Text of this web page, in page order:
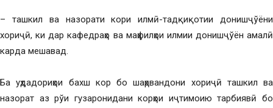
– ташкил ва назорати кори илмӣ-тадқиқотии донишҷўёни
хориҷӣ, ки дар кафедраҳо ва маҳфилҳои илмии донишҷўён амалӣ
карда мешавад.
Ба уҳдадориҳои бахш кор бо шаҳрвандони хориҷӣ ташкил ва
назорат аз рўи гузаронидани корҳои иҷтимоию тарбиявӣ бо